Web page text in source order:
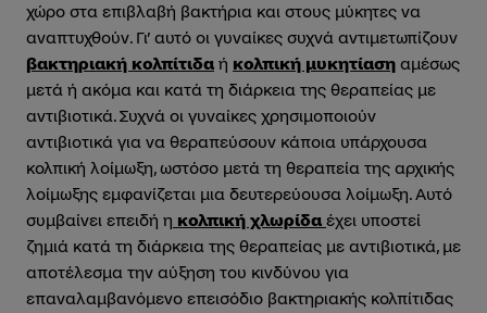
χώρο στα επιβλαβή βακτήρια και στους μύκητες να
αναπτυχθούν. Γι’ αυτό οι γυναίκες συχνά αντιμετωπίζουν
βακτηριακή κολπίτιδα ή κολπική μυκητίαση αμέσως
μετά ή ακόμα και κατά τη διάρκεια της θεραπείας με
αντιβιοτικά. Συχνά οι γυναίκες χρησιμοποιούν
αντιβιοτικά για να θεραπεύσουν κάποια υπάρχουσα
κολπική λοίμωξη, ωστόσο μετά τη θεραπεία της αρχικής
λοίμωξης εμφανίζεται μια δευτερεύουσα λοίμωξη. Αυτό
συμβαίνει επειδή η κολπική χλωρίδα έχει υποστεί
ζημιά κατά τη διάρκεια της θεραπείας με αντιβιοτικά, με
αποτέλεσμα την αύξηση του κινδύνου για
επαναλαμβανόμενο επεισόδιο βακτηριακής κολπίτιδας